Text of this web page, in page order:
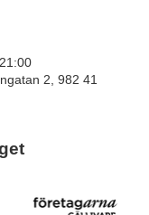
2, 982 41